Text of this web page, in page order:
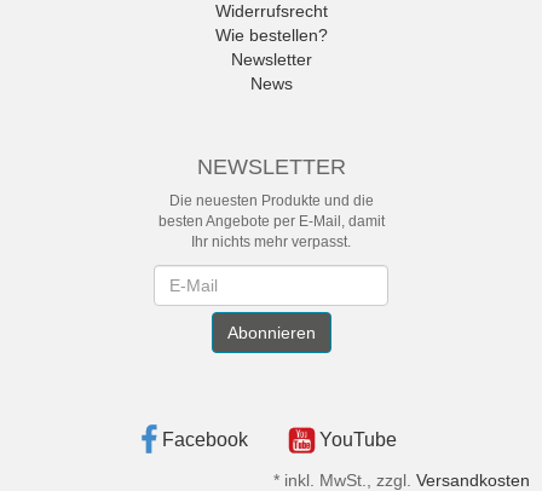
Widerrufsrecht
Wie bestellen?
Newsletter
News
NEWSLETTER
Die neuesten Produkte und die
besten Angebote per E-Mail, damit
Ihr nichts mehr verpasst.
Abonnieren
Facebook YouTube
* inkl. MwSt., zzgl. Versandkosten